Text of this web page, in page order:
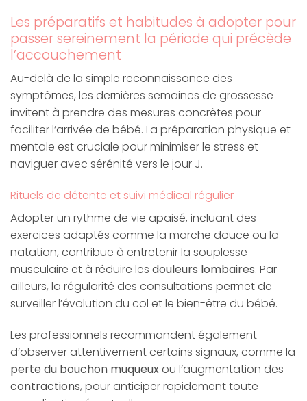
Les préparatifs et habitudes à adopter pour
passer sereinement la période qui précède
l’accouchement
Au-delà de la simple reconnaissance des
symptômes, les dernières semaines de grossesse
invitent à prendre des mesures concrètes pour
faciliter l’arrivée de bébé. La préparation physique et
mentale est cruciale pour minimiser le stress et
naviguer avec sérénité vers le jour J.
Rituels de détente et suivi médical régulier
Adopter un rythme de vie apaisé, incluant des
exercices adaptés comme la marche douce ou la
natation, contribue à entretenir la souplesse
musculaire et à réduire les douleurs lombaires. Par
ailleurs, la régularité des consultations permet de
surveiller l’évolution du col et le bien-être du bébé.
Les professionnels recommandent également
d’observer attentivement certains signaux, comme la
perte du bouchon muqueuxou l’augmentation des
contractions, pour anticiper rapidement toute